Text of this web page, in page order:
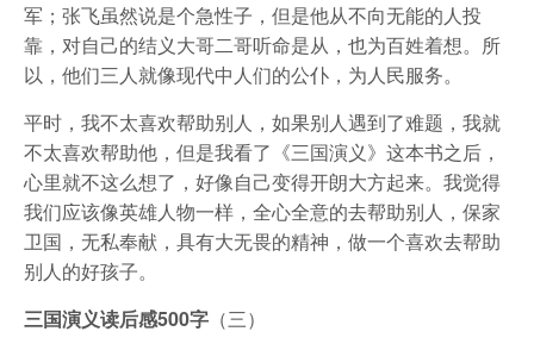
军；张飞虽然说是个急性子，但是他从不向无能的人投
靠，对自己的结义大哥二哥听命是从，也为百姓着想。所
以，他们三人就像现代中人们的公仆，为人民服务。
平时，我不太喜欢帮助别人，如果别人遇到了难题，我就
不太喜欢帮助他，但是我看了《三国演义》这本书之后，
心里就不这么想了，好像自己变得开朗大方起来。我觉得
我们应该像英雄人物一样，全心全意的去帮助别人，保家
卫国，无私奉献，具有大无畏的精神，做一个喜欢去帮助
别人的好孩子。
三国演义读后感500字 （三）